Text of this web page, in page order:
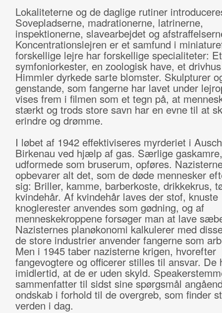
Lokaliteterne og de daglige rutiner
Sovepladserne, madrationerne, latrinerne,
inspektionerne, slavearbejdet og
Koncentrationslejren er et samfund i
forskellige lejre har forskellige specialiteter: Et
symfoniorkester, en zoologisk have, et
Himmler dyrkede sarte blomster. Skulpturer
genstande, som fangerne har lavet under
vises frem i filmen som et tegn på, at
stærkt og trods store savn har en evne til at
erindre og drømme.
I løbet af 1942 effektiviseres myrderiet i
Birkenau ved hjælp af gas. Særlige gaskamre,
udformede som bruserum, opføres.
opbevarer alt det, som de døde mennesker
sig: Briller, kamme, barberkoste, drikkekrus,
kvindehår. Af kvindehår laves der stof, knuste
knoglerester anvendes som gødning, og af
menneskekroppene forsøger man at lave
Nazisternes planøkonomi kalkulerer med
de store industrier anvender fangerne som
Men i 1945 taber nazisterne krigen, hvorefter
fangevogtere og officerer stilles til ansvar.
imidlertid, at de er uden skyld.
sammenfatter til sidst sine spørgsmål
ondskab i forhold til de overgreb, som finder
verden i dag.